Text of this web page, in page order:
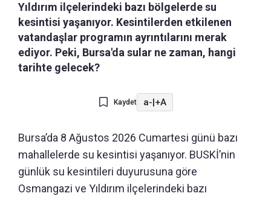
Yıldırım ilçelerindeki bazı bölgelerde su
kesintisi yaşanıyor. Kesintilerden etkilenen
vatandaşlar programın ayrıntılarını merak
ediyor. Peki, Bursa'da sular ne zaman, hangi
tarihte gelecek?
Kaydet a-|+A
Bursa’da 8 Ağustos 2026 Cumartesi günü bazı
mahallelerde su kesintisi yaşanıyor. BUSKİ’nin
günlük su kesintileri duyurusuna göre
Osmangazi ve Yıldırım ilçelerindeki bazı